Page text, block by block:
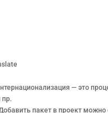
— это
пр.
пакет в проект